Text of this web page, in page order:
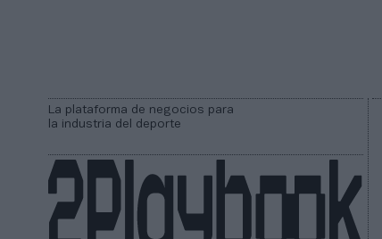
La plataforma de negocios para
la industria del deporte